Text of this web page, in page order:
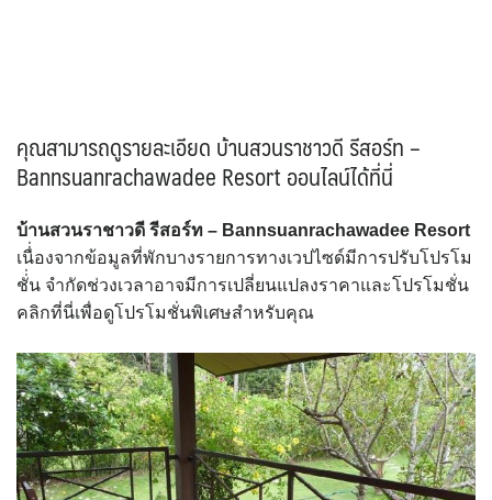
คุณสามารถดูรายละเอียด บ้านสวนราชาวดี รีสอร์ท –
Bannsuanrachawadee Resort ออนไลน์ได้ที่นี่
บ้านสวนราชาวดี รีสอร์ท – Bannsuanrachawadee Resort
เนื่่องจากข้อมูลที่พักบางรายการทางเวปไซด์มีการปรับโปรโม
ชั่่น จำกัดช่วงเวลาอาจมีการเปลี่ยนแปลงราคาและโปรโมชั่น
คลิกที่นี่เพื่อดูโปรโมชั่นพิเศษสำหรับคุณ